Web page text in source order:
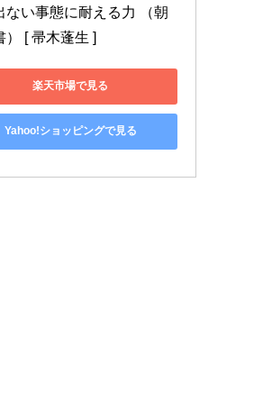
ない事態に耐える力 （朝
） [ 帚木蓬生 ]
楽天市場で見る
Yahoo!ショッピングで見る